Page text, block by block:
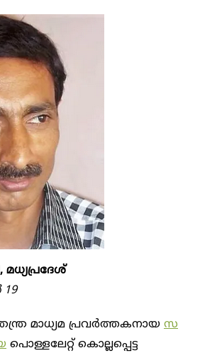
മാധ്യമ പ്രവർത്തകനായ സ
പൊള്ളലേറ്റ് കൊല്ലപ്പെട്ട